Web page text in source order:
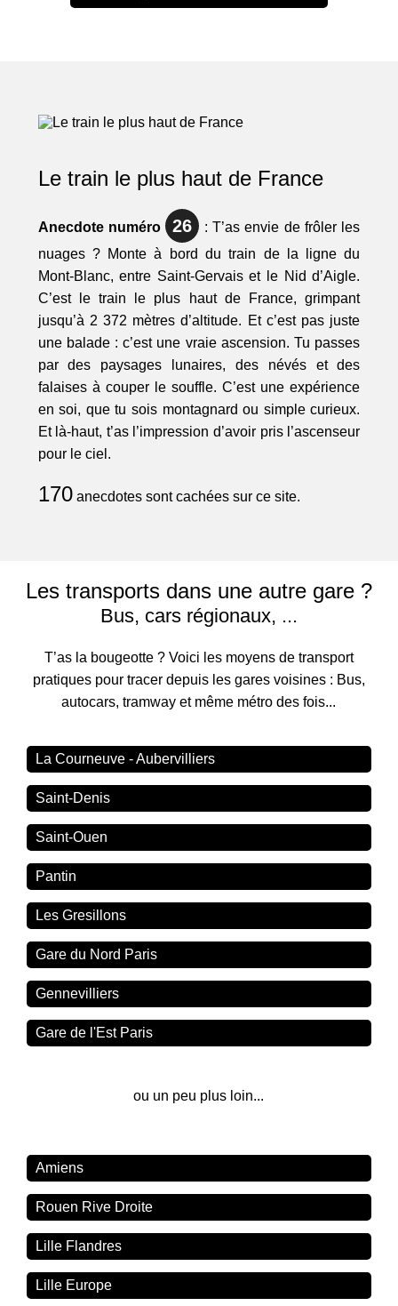
Le train le plus haut de France
Anecdote numéro 26
: T’as envie de frôler les
nuages ? Monte à bord du train de la ligne du
Mont-Blanc, entre Saint-Gervais et le Nid d’Aigle.
C’est le train le plus haut de France, grimpant
jusqu’à 2 372 mètres d’altitude. Et c’est pas juste
une balade : c’est une vraie ascension. Tu passes
par des paysages lunaires, des névés et des
falaises à couper le souffle. C’est une expérience
en soi, que tu sois montagnard ou simple curieux.
Et là-haut, t’as l’impression d’avoir pris l’ascenseur
pour le ciel.
170anecdotes sont cachées sur ce site.
Les transports dans une autre gare ?
Bus, cars régionaux, ...
T’as la bougeotte ? Voici les moyens de transport
pratiques pour tracer depuis les gares voisines : Bus,
autocars, tramway et même métro des fois...
La Courneuve - Aubervilliers
Saint-Denis
Saint-Ouen
Pantin
Les Gresillons
Gare du Nord Paris
Gennevilliers
Gare de l'Est Paris
ou un peu plus loin...
Amiens
Rouen Rive Droite
Lille Flandres
Lille Europe